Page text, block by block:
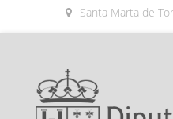
Santa Marta de